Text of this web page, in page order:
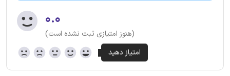
۰.۰
(هنوز امتیازی ثبت نشده است)